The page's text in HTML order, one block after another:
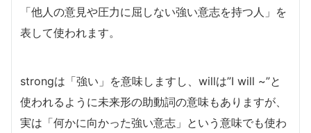
「他人の意見や圧力に屈しない強い意志を持つ人」を
表して使われます。
strongは「強い」を意味しますし、willは”I will ~”と
使われるように未来形の助動詞の意味もありますが、
実は「何かに向かった強い意志」という意味でも使わ